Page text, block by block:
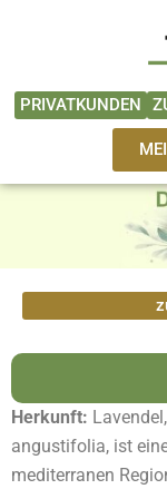
PRIVATKUNDEN
Herkunft:
angustifolia, ist
mediterranen